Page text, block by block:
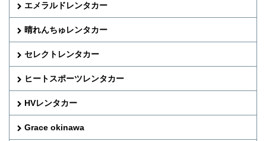
エメラルドレンタカー
晴れんちゅレンタカー
セレクトレンタカー
ヒートスポーツレンタカー
HVレンタカー
Grace okinawa